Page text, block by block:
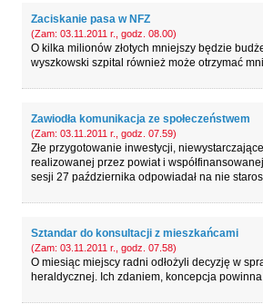
Zaciskanie pasa w NFZ
(Zam: 03.11.2011 r., godz. 08.00)
O kilka milionów złotych mniejszy będzie
wyszkowski szpital również może otrzymać
Zawiodła komunikacja ze społeczeństwem
(Zam: 03.11.2011 r., godz. 07.59)
Złe przygotowanie inwestycji,
realizowanej przez powiat i
sesji 27 października odpowiadał na nie
Sztandar do konsultacji z mieszkańcami
(Zam: 03.11.2011 r., godz. 07.58)
O miesiąc miejscy radni odłożyli decyzję w
heraldycznej. Ich zdaniem, koncepcja